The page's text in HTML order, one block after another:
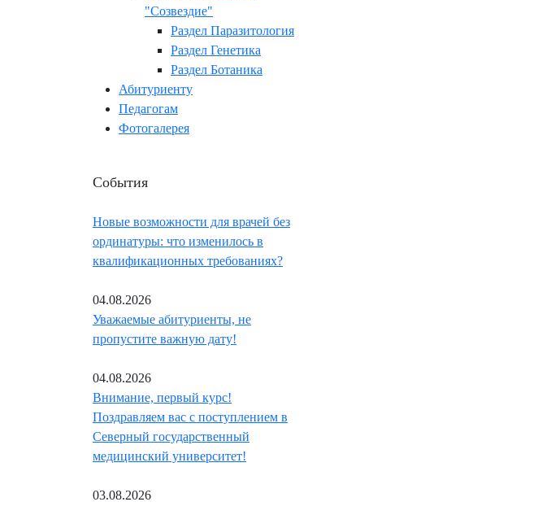
"Созвездие"
Раздел Паразитология
Раздел Генетика
Раздел Ботаника
Абитуриенту
Педагогам
Фотогалерея
События
Новые возможности для врачей без
ординатуры: что изменилось в
квалификационных требованиях?
04.08.2026
Уважаемые абитуриенты, не
пропустите важную дату!
04.08.2026
Внимание, первый курс!
Поздравляем вас с поступлением в
Северный государственный
медицинский университет!
03.08.2026